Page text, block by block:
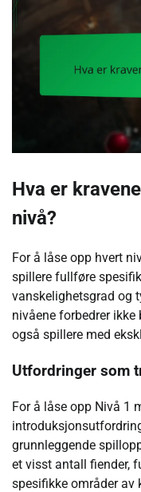
Hva er
nivå?
For å låse opp hvert
spillere fullføre
vanskelighetsgrad og
nivåene forbedrer
også spillere med
Utfordringer som
For å låse opp Nivå 1
grunnleggende
et visst antall fiender,
spesifikke områder av